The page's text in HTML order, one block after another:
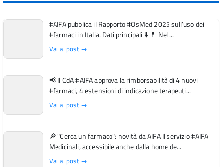
#AIFA pubblica il Rapporto #OsMed 2025 sull’uso dei
#farmaci in Italia. Dati principali ⬇️ 💊 Nel ...
Vai al post →
📢 Il CdA #AIFA approva la rimborsabilità di 4 nuovi
#farmaci, 4 estensioni di indicazione terapeuti...
Vai al post →
🔎 "Cerca un farmaco": novità da AIFA Il servizio #AIFA
Medicinali, accessibile anche dalla home de...
Vai al post →